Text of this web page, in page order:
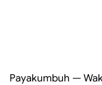
Payakumbuh —